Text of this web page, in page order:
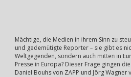
Mächtige, die Medien in ihrem Sinn zu
und gedemütigte Reporter – sie gibt es
Weltgegenden, sondern auch mitten in
Presse in Europa? Dieser Frage gingen
Daniel Bouhs von ZAPP und Jörg Wagner